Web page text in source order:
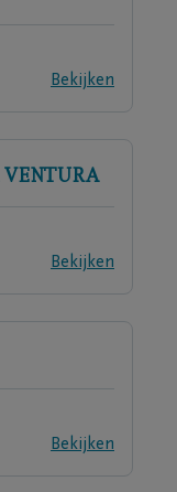
Bekijken
VENTURA
Bekijken
Bekijken